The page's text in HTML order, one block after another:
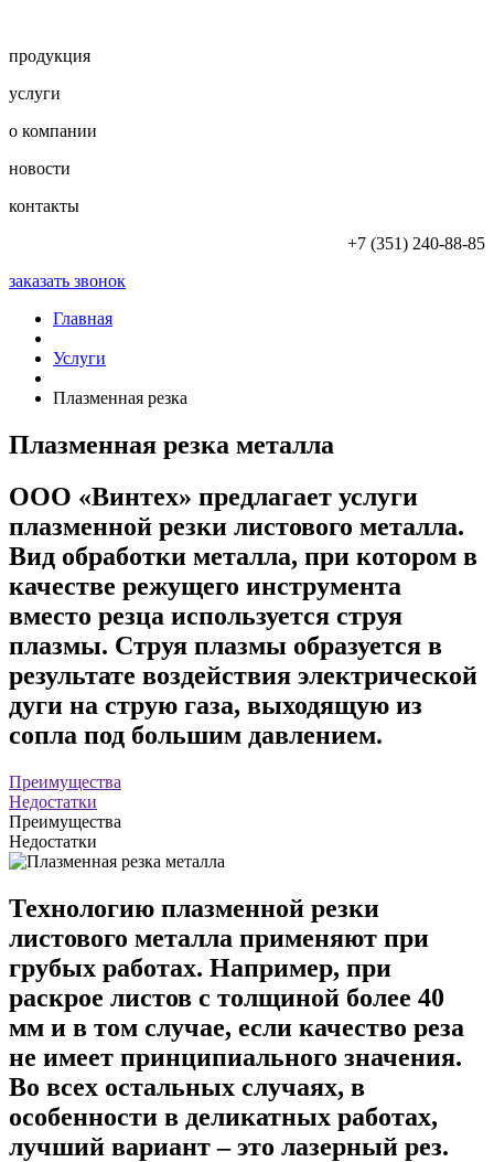
продукция
услуги
о компании
новости
контакты
+7 (351) 240-88-85
заказать звонок
Главная
Услуги
Плазменная резка
Плазменная резка металла
ООО «Винтех» предлагает услуги
плазменной резки листового металла.
Вид обработки металла, при котором в
качестве режущего инструмента
вместо резца используется струя
плазмы. Струя плазмы образуется в
результате воздействия электрической
дуги на струю газа, выходящую из
сопла под большим давлением.
Преимущества
Недостатки
Преимущества
Недостатки
Технологию плазменной резки
листового металла применяют при
грубых работах. Например, при
раскрое листов с толщиной более 40
мм и в том случае, если качество реза
не имеет принципиального значения.
Во всех остальных случаях, в
особенности в деликатных работах,
лучший вариант – это лазерный рез.